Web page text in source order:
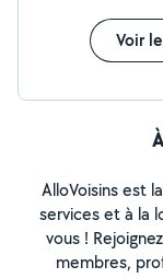
Voir
AlloVoisins est
services et à la
vous !
membres,